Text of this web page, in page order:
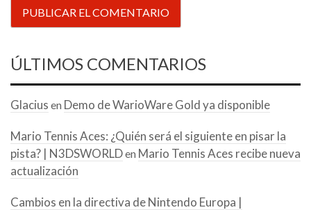
ÚLTIMOS COMENTARIOS
Glacius en Demo de WarioWare Gold ya disponible
Mario Tennis Aces: ¿Quién será el siguiente en pisar la
pista? | N3DSWORLDen Mario Tennis Aces recibe nueva
actualización
Cambios en la directiva de Nintendo Europa |